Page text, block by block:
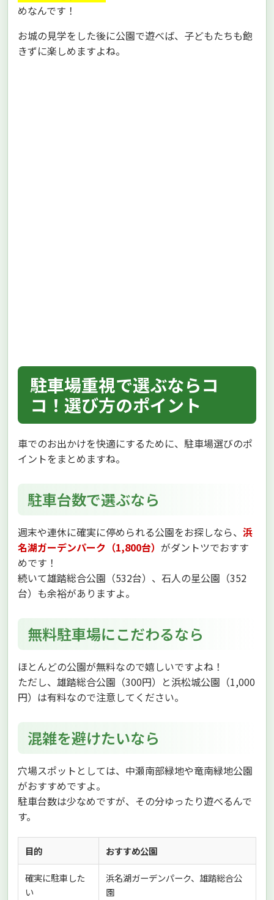
めなんです！
お城の見学をした後に公園で遊べば、子どもたちも飽
きずに楽しめますよね。
駐車場重視で選ぶならコ
コ！選び方のポイント
車でのお出かけを快適にするために、駐車場選びのポ
イントをまとめますね。
駐車台数で選ぶなら
週末や連休に確実に停められる公園をお探しなら、 浜
名湖ガーデンパーク（1,800台） がダントツでおすす
めです！
続いて雄踏総合公園（532台）、石人の星公園（352
台）も余裕がありますよ。
無料駐車場にこだわるなら
ほとんどの公園が無料なので嬉しいですよね！
ただし、雄踏総合公園（300円）と浜松城公園（1,000
円）は有料なので注意してください。
混雑を避けたいなら
穴場スポットとしては、中瀬南部緑地や竜南緑地公園
がおすすめですよ。
駐車台数は少なめですが、その分ゆったり遊べるんで
す。
目的 おすすめ公園
確実に駐車した
い
浜名湖ガーデンパーク、雄踏総合公
園